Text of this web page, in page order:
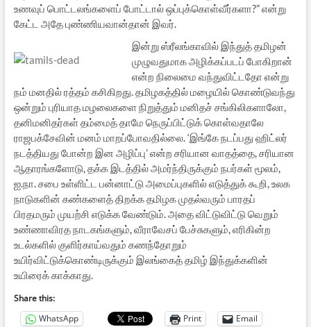
உணவுப் பொட்டலங்களைப் போட்டால் ஒப்புக்கொள்வீர்களா?” என்று
கேட்ட அதே புண்ணியவான்தான் இவர்.
இன்று ஸ்ரீலங்காவில் இந்துத் தமிழன்
முழுவதுமாக அழிக்கப்படப் போகிறான்
என்ற நிலைமை வந்துவிட்டதோ என்று
நம் மனதில் ரத்தம் கசிகிறது. தமிழகத்தில் மழையில் கொண்டுவந்து
ஒன்றும் புரியாத மழலைகளை நிறுத்தும் மனிதச் சங்கிலிகளாலோ,
தனிமனிதர்கள் தம்மைத் தாமே நெருப்பிட்டுக் கொள்வதாலே
ராஜபக்சேவின் மனம் மாறப்போவதில்லை. ‘இங்கே நடப்பது ஹிட்லர்
நடத்தியது போன்ற இன அழிப்பு’ என்ற சரியான வாதத்தை, சரியான
ஆதாரங்களோடு, தக்க இடத்தில் அமர்ந்திருக்கும் நபர்கள் மூலம்,
ஐ.நா. சபை உள்ளிட்ட பன்னாட்டு அமைப்புகளில் எடுத்துக் கூறி, உலக
நாடுகளின் கண்களைத் திறக்க தமிழக முதல்வரும் பாரதப்
பிரதமரும் முயற்சி எடுக்க வேண்டும். அதை விட்டுவிட்டு வெறும்
உண்ணாவிரத நாடகங்களும், வீராவேசப் பேச்சுகளும், எரிகின்ற
உடல்களில் குளிர்காய்வதும் கணந்தோறும்
உயிர்விட்டுக்கொண்டிருக்கும் இலங்கைத் தமிழ் இந்துக்களின்
உயிரைக் காக்காது.
Share this:
WhatsApp
Print Email